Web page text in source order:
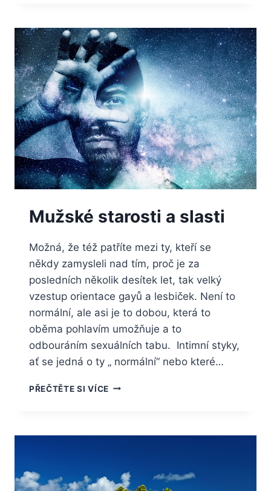
Mužské starosti a slasti
Možná, že též patříte mezi ty, kteří se
někdy zamysleli nad tím, proč je za
posledních několik desítek let, tak velký
vzestup orientace gayů a lesbiček. Není to
normální, ale asi je to dobou, která to
oběma pohlavím umožňuje a to
odbouráním sexuálních tabu. Intimní styky,
ať se jedná o ty „ normální“ nebo které…
PŘEČTĚTE SI VÍCEMUŽSKÉ